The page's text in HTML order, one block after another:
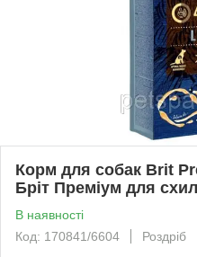
Корм для собак Brit
Бріт Преміум для
В наявності
Код: 170841/6604
Роздріб